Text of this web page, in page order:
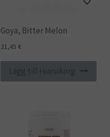
Goya, Bitter Melon
31,45 €
Lägg till i varukorg